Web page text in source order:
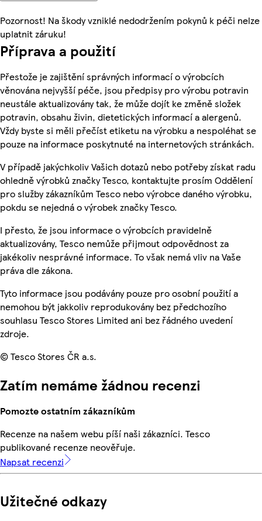
Pozornost! Na škody vzniklé nedodržením pokynů k péči nelze
uplatnit záruku!
Příprava a použití
Přestože je zajištění správných informací o výrobcích
věnována nejvyšší péče, jsou předpisy pro výrobu potravin
neustále aktualizovány tak, že může dojít ke změně složek
potravin, obsahu živin, dietetických informací a alergenů.
Vždy byste si měli přečíst etiketu na výrobku a nespoléhat se
pouze na informace poskytnuté na internetových stránkách.
V případě jakýchkoliv Vašich dotazů nebo potřeby získat radu
ohledně výrobků značky Tesco, kontaktujte prosím Oddělení
pro služby zákazníkům Tesco nebo výrobce daného výrobku,
pokdu se nejedná o výrobek značky Tesco.
I přesto, že jsou informace o výrobcích pravidelně
aktualizovány, Tesco nemůže přijmout odpovědnost za
jakékoliv nesprávné informace. To však nemá vliv na Vaše
práva dle zákona.
Tyto informace jsou podávány pouze pro osobní použití a
nemohou být jakkoliv reprodukovány bez předchozího
souhlasu Tesco Stores Limited ani bez řádného uvedení
zdroje.
© Tesco Stores ČR a.s.
Zatím nemáme žádnou recenzi
Pomozte ostatním zákazníkům
Recenze na našem webu píší naši zákazníci. Tesco
publikované recenze neověřuje.
Napsat recenzi
Užitečné odkazy